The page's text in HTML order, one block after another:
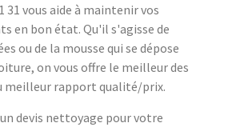
31 vous aide à maintenir vos
en bon état. Qu'il s'agisse de
ou de la mousse qui se dépose
on vous offre le meilleur des
meilleur rapport qualité/prix.
devis nettoyage pour votre